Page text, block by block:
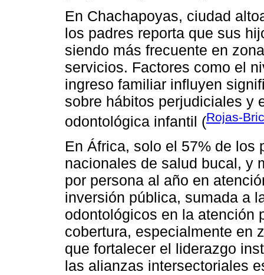
En Chachapoyas, ciudad
los padres reporta que sus
siendo más frecuente en
servicios. Factores como el
ingreso familiar influyen
sobre hábitos perjudiciales y
odontológica infantil (Rojas-
En África, solo el 57% de
nacionales de salud bucal, y
por persona al año en
inversión pública, sumada a
odontológicos en la atención
cobertura, especialmente en
que fortalecer el liderazgo
las alianzas intersectoriales